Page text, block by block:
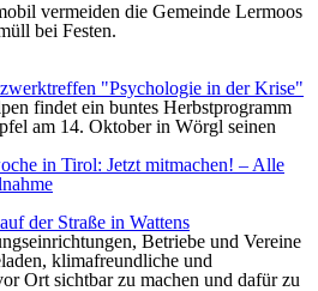
vermeiden die Gemeinde Lermoos
bei Festen.
findet ein buntes Herbstprogramm
am 14. Oktober in Wörgl seinen
in Tirol: Jetzt mitmachen! – Alle
Betriebe und Vereine
klimafreundliche und
Ort sichtbar zu machen und dafür zu